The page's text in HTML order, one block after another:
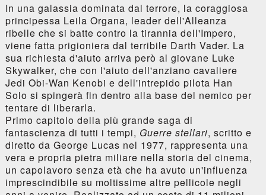
In una galassia dominata dal terrore, la coraggiosa
principessa Leila Organa, leader dell'Alleanza
ribelle che si batte contro la tirannia dell'Impero,
viene fatta prigioniera dal terribile Darth Vader. La
sua richiesta d'aiuto arriva però al giovane Luke
Skywalker, che con l'aiuto dell'anziano cavaliere
Jedi Obi-Wan Kenobi e dell'intrepido pilota Han
Solo si spingerà fin dentro alla base del nemico per
tentare di liberarla.
Primo capitolo della più grande saga di
fantascienza di tutti i tempi, Guerre stellari, scritto e
diretto da George Lucas nel 1977, rappresenta una
vera e propria pietra miliare nella storia del cinema,
un capolavoro senza età che ha avuto un'influenza
imprescindibile su moltissime altre pellicole negli